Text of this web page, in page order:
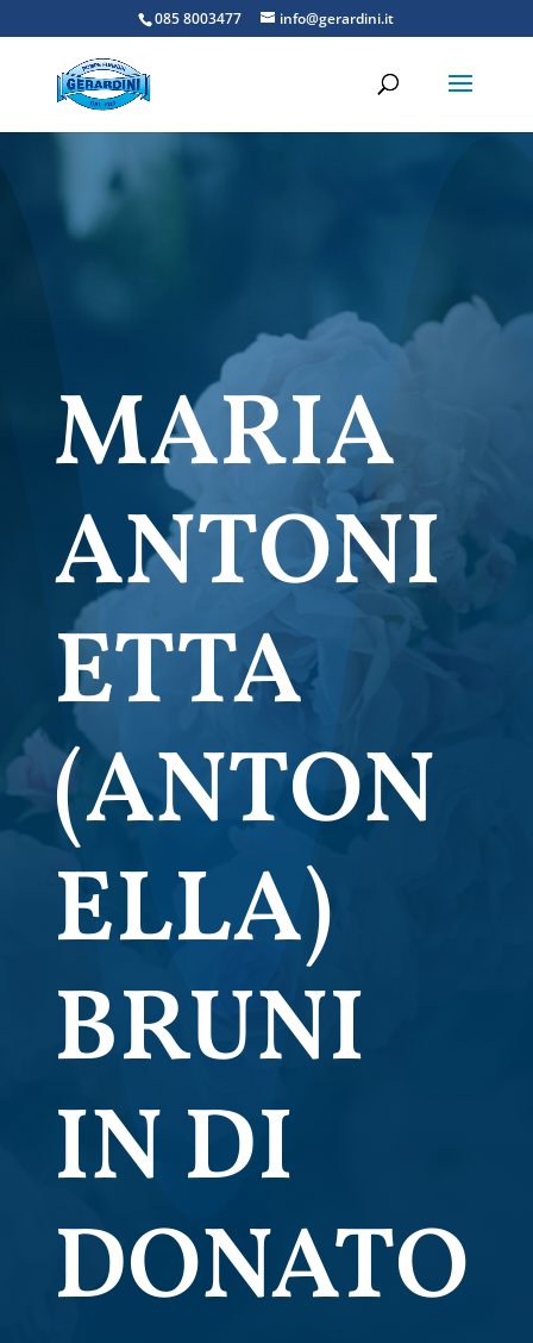
085 8003477 info@gerardini.it
MARIA
ANTONI
ETTA
(ANTON
ELLA)
BRUNI
IN DI
DONATO